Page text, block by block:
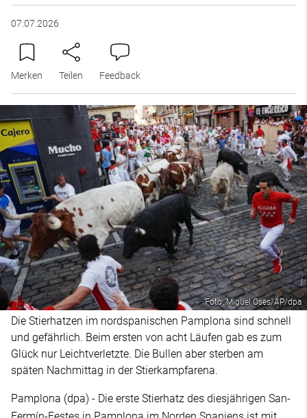
07.07.2026
Merken Teilen Feedback
Foto: Miguel Oses/AP/dpa
Die Stierhatzen im nordspanischen Pamplona sind schnell
und gefährlich. Beim ersten von acht Läufen gab es zum
Glück nur Leichtverletzte. Die Bullen aber sterben am
späten Nachmittag in der Stierkampfarena.
Pamplona (dpa) - Die erste Stierhatz des diesjährigen San-